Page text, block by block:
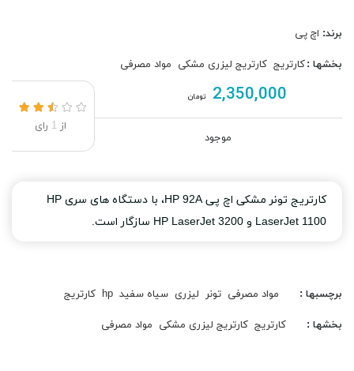
برند: اچ پی
بخشها :کارتریج کارتریج لیزری مشکی مواد مصرفی
2,350,000 تومان
موجود
از 1 رای
کارتریج تونر مشکی اچ پی HP 92A، با دستگاه های سری HP
LaserJet 1100 و HP LaserJet 3200 سازگار است.
برچسبها : مواد مصرفی تونر لیزری سیاه سفید hp کارتریج
بخشها : کارتریج کارتریج لیزری مشکی مواد مصرفی